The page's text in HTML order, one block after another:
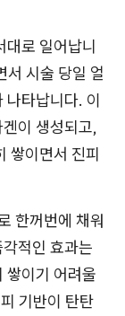
대로 일어납니
서 시술 당일 얼
나타납니다. 이
이 생성되고,
쌓이면서 진피
한꺼번에 채워
적인 효과는
쌓이기 어려울
기반이 탄탄